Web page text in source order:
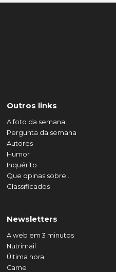
Outros links
A foto da semana
Pergunta da semana
Autores
Humor
Inquérito
Que opinas sobre...
Classificados
Newsletters
A web em 3 minutos
Nutrimail
Última hora
Carne